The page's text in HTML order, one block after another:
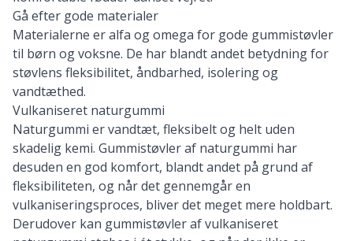
Gå efter gode materialer
Materialerne er alfa og omega for gode gummistøvler
til børn og voksne. De har blandt andet betydning for
støvlens fleksibilitet, åndbarhed, isolering og
vandtæthed.
Vulkaniseret naturgummi
Naturgummi er vandtæt, fleksibelt og helt uden
skadelig kemi. Gummistøvler af naturgummi har
desuden en god komfort, blandt andet på grund af
fleksibiliteten, og når det gennemgår en
vulkaniseringsproces, bliver det meget mere holdbart.
Derudover kan gummistøvler af vulkaniseret